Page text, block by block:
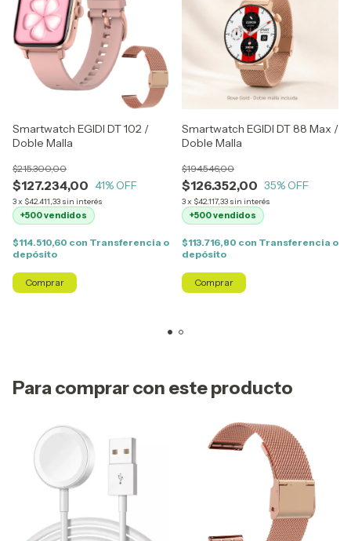
Smartwatch EGIDI DT 102 /
Doble Malla
$127.234,00
$215.300,00
41% OFF
3x $42.411,33 sin interés
+500 vendidos
$114.510,60 con Transferencia o
depósito
Comprar
Smartwatch EGIDI DT 88 Max /
Doble Malla
$126.352,00
$194.546,00
35% OFF
3x $42.117,33 sin interés
+500 vendidos
$113.716,80 con Transferencia o
depósito
Comprar
Para comprar con este producto